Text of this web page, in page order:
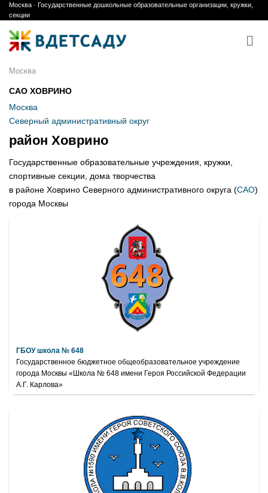
Skip
to
content
Москва · Государственные дошкольные образовательные организации, кружки,
секции
Москва
САО ХОВРИНО
Москва
Северный административный округ
район Ховрино
Государственные образовательные учреждения, кружки,
спортивные секции, дома творчества
в районе Ховрино Северного административного округа (САО)
города Москвы
ГБОУ школа № 648
Государственное бюджетное общеобразовательное учреждение
города Москвы «Школа № 648 имени Героя Российской Федерации
А.Г. Карлова»